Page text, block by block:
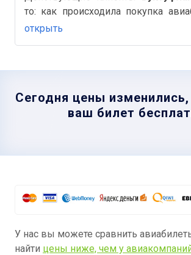
то: как происходила покупка
Ж/д, бронирование отелей,
открыть
Сегодня цены изменились,
ваш билет
У нас вы можете сравнить
найти цены ниже, чем у